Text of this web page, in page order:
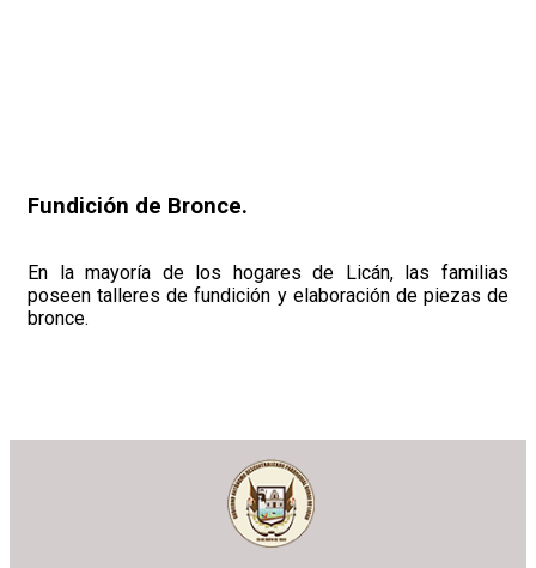
Fundición de Bronce.
En la mayoría de los hogares de Licán, las familias
poseen talleres de fundición y elaboración de piezas de
bronce.